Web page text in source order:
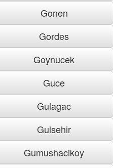
Gonen
Gordes
Goynucek
Guce
Gulagac
Gulsehir
Gumushacikoy